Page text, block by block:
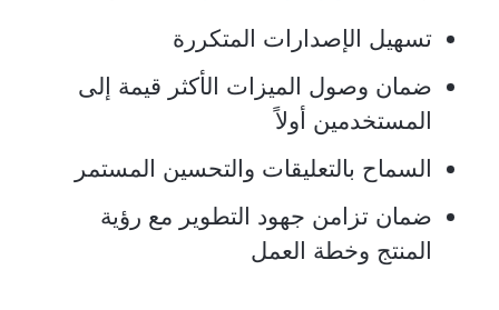
تسهيل الإصدارات المتكررة
ضمان وصول الميزات الأكثر قيمة إلى
المستخدمين أولاً
السماح بالتعليقات والتحسين المستمر
ضمان تزامن جهود التطوير مع رؤية
المنتج وخطة العمل